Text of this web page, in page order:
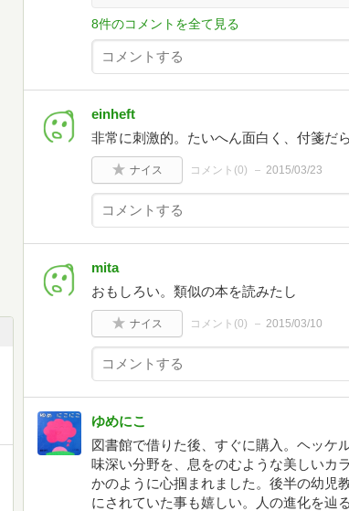
8件のコメントを全て見る
einheft
非常に刺激的。たいへん面白く、付箋だ
ナイス コメント(0) 2015/03/23
mita
おもしろい。類似の本を読みたし
ナイス コメント(0) 2015/03/10
ゆめにこ
図書館で借りた後、すぐに購入。ヘッケ
味深い分野を、息をのむような美しいカ
かのように心掴まれました。後半の幼児
にされていた事も嬉しい。人の進化を辿